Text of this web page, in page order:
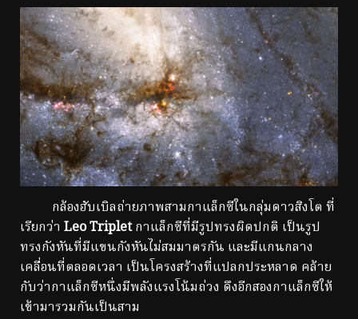
กล้องฮับเบิลถ่ายภาพสามกาแล็กซีในกลุ่มดาวสิงโต ที่
เรียกว่า Leo Tripletกาแล็กซีที่มีรูปทรงผิดปกติ เป็นรูป
ทรงกังหันที่มีแขนกังหันไม่สมมาตรกัน และมีแกนกลาง
เคลื่อนที่ตลอดเวลา เป็นโครงสร้างที่แปลกประหลาด คล้าย
กับว่ากาแล็กซีหนึ่งมีพลังแรงโน้มถ่วง ดึงอีกสองกาแล็กซีให้
เข้ามารวมกันเป็นสาม